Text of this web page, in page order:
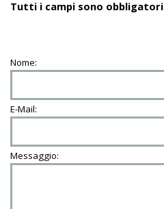
Tutti i campi sono obbligatori
Nome:
E-Mail:
Messaggio: